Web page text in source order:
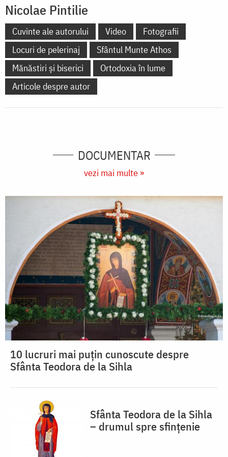
Nicolae Pintilie
Cuvinte ale autorului Video
Fotografii
Locuri de pelerinaj
Sfântul Munte Athos
Mănăstiri și biserici
Ortodoxia în lume
Articole despre autor
DOCUMENTAR
vezi mai multe »
10 lucruri mai puțin cunoscute despre
Sfânta Teodora de la Sihla
Sfânta Teodora de la Sihla
– drumul spre sfințenie